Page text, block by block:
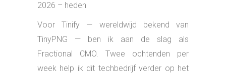
2026 – heden
Voor Tinify — wereldwijd bekend van
TinyPNG — ben ik aan de slag als
Fractional CMO. Twee ochtenden per
week help ik dit techbedrijf verder op het